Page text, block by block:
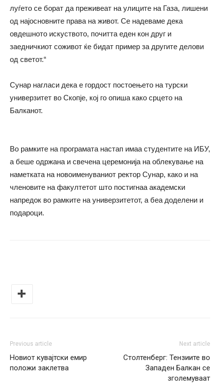
луѓето се борат да преживеат на улиците на Газа, лишени
од најосновните права на живот. Се надеваме дека
овдешното искуството, почитта еден кон друг и
заедничкиот соживот ќе бидат пример за другите делови
од светот.“
Сунар нагласи дека е гордост постоењето на турски
универзитет во Скопје, кој го опиша како срцето на
Балканот.
Во рамките на програмата настап имаа студентите на ИБУ,
а беше одржана и свечена церемонија на облекување на
наметката на новоименуваниот ректор Сунар, како и на
членовите на факултетот што постигнаа академски
напредок во рамките на универзитетот, а беа доделени и
подароци.
Previous article
Новиот кувајтски емир
положи заклетва
Next article
Столтенберг: Тензиите во
Западен Балкан се
зголемуваат